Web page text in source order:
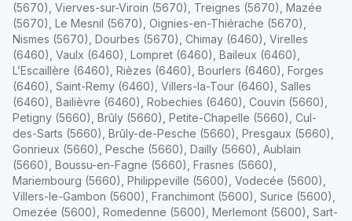
(5670), Vierves-sur-Viroin (5670), Treignes (5670), Mazée
(5670), Le Mesnil (5670), Oignies-en-Thiérache (5670),
Nismes (5670), Dourbes (5670), Chimay (6460), Virelles
(6460), Vaulx (6460), Lompret (6460), Baileux (6460),
L’Escaillère (6460), Rièzes (6460), Bourlers (6460), Forges
(6460), Saint-Remy (6460), Villers-la-Tour (6460), Salles
(6460), Bailièvre (6460), Robechies (6460), Couvin (5660),
Petigny (5660), Brûly (5660), Petite-Chapelle (5660), Cul-
des-Sarts (5660), Brûly-de-Pesche (5660), Presgaux (5660),
Gonrieux (5660), Pesche (5660), Dailly (5660), Aublain
(5660), Boussu-en-Fagne (5660), Frasnes (5660),
Mariembourg (5660), Philippeville (5600), Vodecée (5600),
Villers-le-Gambon (5600), Franchimont (5600), Surice (5600),
Omezée (5600), Romedenne (5600), Merlemont (5600), Sart-